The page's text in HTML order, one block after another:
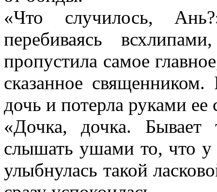
«Что случилось,
перебиваясь
пропустила самое
сказанное
дочь и потерла руками
«Дочка, дочка.
слышать ушами то, что у
улыбнулась такой